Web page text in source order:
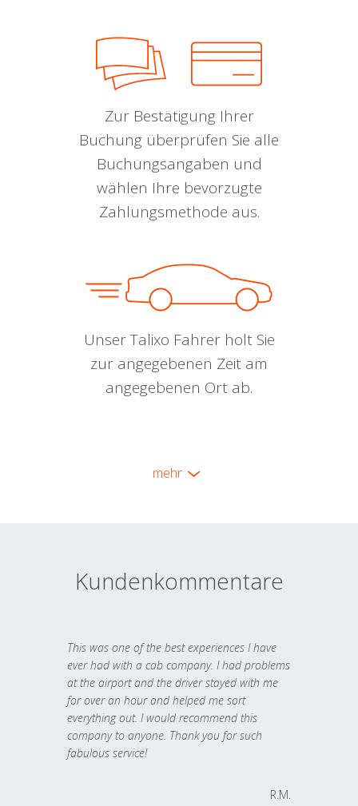
Zur Bestätigung Ihrer
Buchung überprüfen Sie alle
Buchungsangaben und
wählen Ihre bevorzugte
Zahlungsmethode aus.
Unser Talixo Fahrer holt Sie
zur angegebenen Zeit am
angegebenen Ort ab.
mehr
Kundenkommentare
This was one of the best experiences I have
ever had with a cab company. I had problems
at the airport and the driver stayed with me
for over an hour and helped me sort
everything out. I would recommend this
company to anyone. Thank you for such
fabulous service!
R.M.